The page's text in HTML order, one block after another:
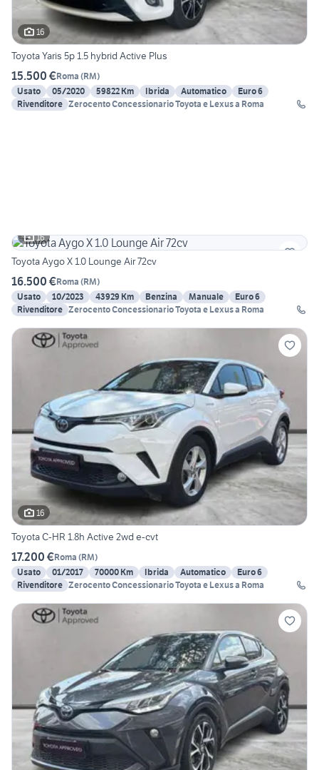
16
Toyota Yaris 5p 1.5 hybrid Active Plus
15.500 €Roma (RM)
Usato
05/2020 59822 Km Ibrida Automatico
Euro 6
Rivenditore Zerocento Concessionario Toyota e Lexus a Roma
16
Toyota Aygo X 1.0 Lounge Air 72cv
16.500 €Roma (RM)
Usato
10/2023 43929 Km Benzina Manuale
Euro 6
Rivenditore Zerocento Concessionario Toyota e Lexus a Roma
16
Toyota C-HR 1.8h Active 2wd e-cvt
17.200 €Roma (RM)
Usato
01/2017 70000 Km Ibrida Automatico
Euro 6
Rivenditore Zerocento Concessionario Toyota e Lexus a Roma